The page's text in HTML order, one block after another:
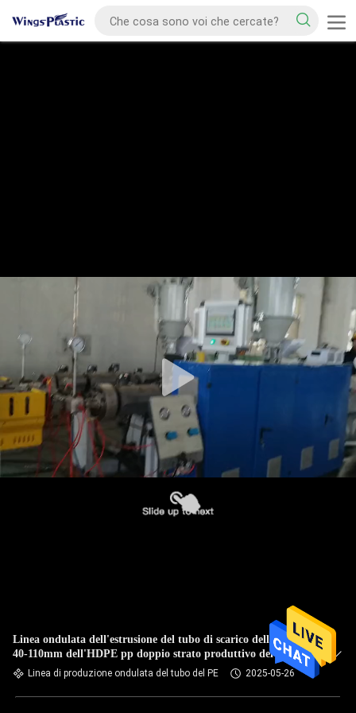
Linea ondulata dell'estrusione del tubo di scarico dell'alto di
40-110mm dell'HDPE pp doppio strato produttivo del PVC
Linea di produzione ondulata del tubo del PE 2025-05-26